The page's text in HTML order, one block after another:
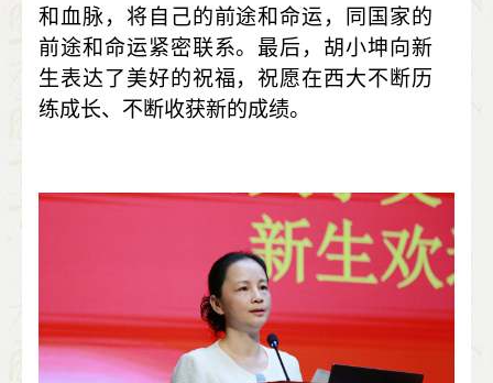
和血脉，将自己的前途和命运，同国家的
前途和命运紧密联系。最后，胡小坤向新
生表达了美好的祝福，祝愿在西大不断历
练成长、不断收获新的成绩。